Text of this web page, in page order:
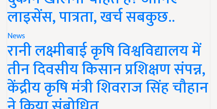
लाइसेंस, पात्रता, खर्च सबकुछ..
News
रानी लक्ष्मीबाई कृषि विश्वविद्यालय में
तीन दिवसीय किसान प्रशिक्षण संपन्न,
केंद्रीय कृषि मंत्री शिवराज सिंह चौहान